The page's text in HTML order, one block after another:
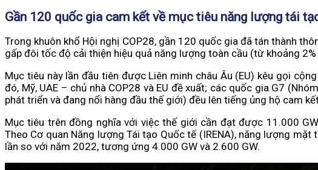
Gần 120 quốc gia cam kết về mục tiêu năng lượng tái
Trong khuôn khổ Hội nghị COP28, gần 120 quốc gia đã tán thành
gấp đôi tốc độ cải thiện hiệu quả năng lượng toàn cầu (từ khoảng
Mục tiêu này lần đầu tiên được Liên minh châu Âu (EU) kêu gọi
đó, Mỹ, UAE – chủ nhà COP28 và EU đề xuất; các quốc gia G7
phát triển và đang nổi hàng đầu thế giới) đều lên tiếng ủng hộ cam
Mục tiêu trên đồng nghĩa với việc thế giới cần đạt được 11.000
Theo Cơ quan Năng lượng Tái tạo Quốc tế (IRENA), năng lượng
lần so với năm 2022, tương ứng 4.000 GW và 2.600 GW.